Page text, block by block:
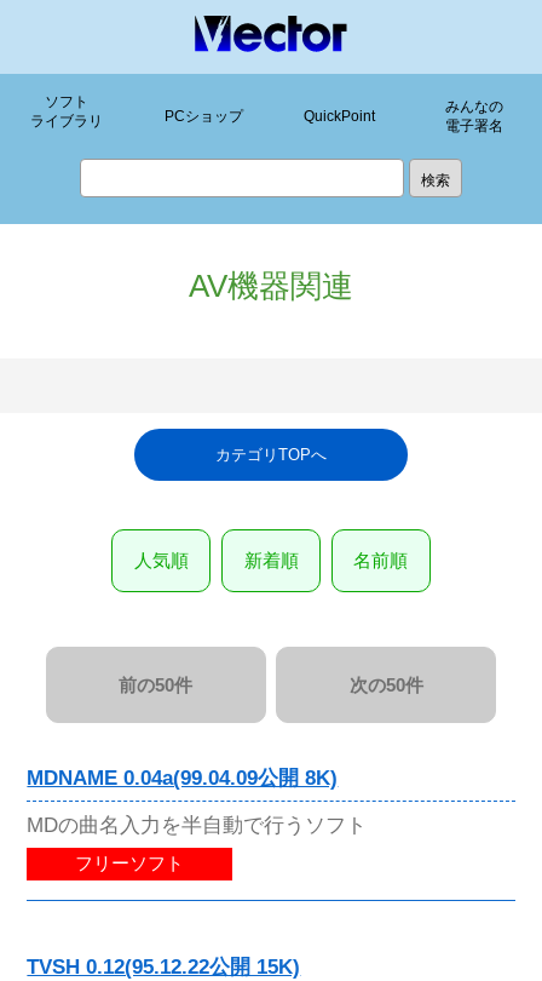
ソフト
ライブラリ
PCショップ QuickPoint
みんなの
電子署名
AV機器関連
カテゴリTOPへ
人気順 新着順 名前順
前の50件 次の50件
MDNAME 0.04a(99.04.09公開 8K)
MDの曲名入力を半自動で行うソフト
フリーソフト
TVSH 0.12(95.12.22公開 15K)